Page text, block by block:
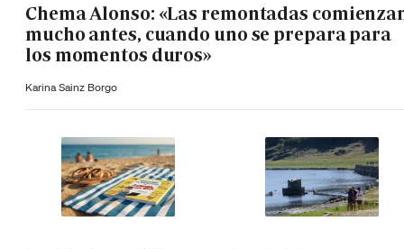
Chema Alonso: «Las remontadas
mucho antes, cuando uno se prepara para
los momentos duros»
Karina Sainz Borgo